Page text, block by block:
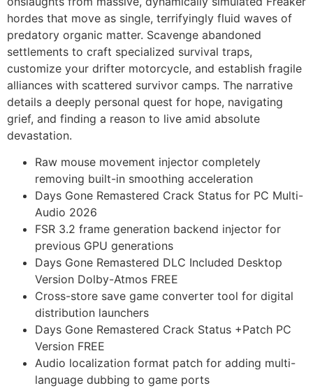
hordes that move as single, terrifyingly fluid waves of
predatory organic matter. Scavenge abandoned
settlements to craft specialized survival traps,
customize your drifter motorcycle, and establish fragile
alliances with scattered survivor camps. The narrative
details a deeply personal quest for hope, navigating
grief, and finding a reason to live amid absolute
devastation.
Raw mouse movement injector completely
removing built-in smoothing acceleration
Days Gone Remastered Crack Status for PC Multi-
Audio 2026
FSR 3.2 frame generation backend injector for
previous GPU generations
Days Gone Remastered DLC Included Desktop
Version Dolby-Atmos FREE
Cross-store save game converter tool for digital
distribution launchers
Days Gone Remastered Crack Status +Patch PC
Version FREE
Audio localization format patch for adding multi-
language dubbing to game ports